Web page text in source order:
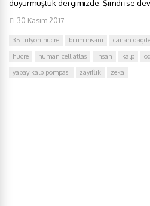
duyurmuştuk dergimizde. Şimdi ise
30 Kasım 2017
35 trilyon hücre bilim insanı canan
hücre
human cell atlas insan kalp
yapay kalp pompası
zayıflık zeka